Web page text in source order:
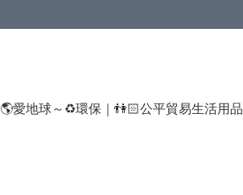
🌎愛地球～♻️環保｜👫🏻公平貿易生活用品